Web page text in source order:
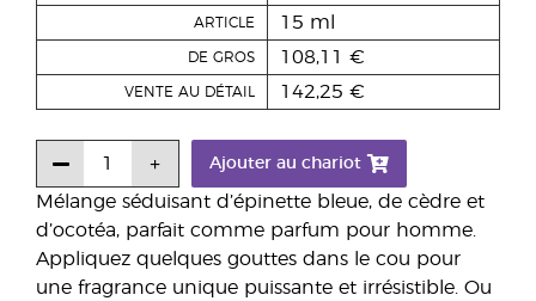
Mélange séduisant d’épinette bleue, de cèdre et
d’ocotéa, parfait comme parfum pour homme.
Appliquez quelques gouttes dans le cou pour
une fragrance unique puissante et irrésistible. Ou
ARTICLE 15 ml
DE GROS 108,11 €
VENTE AU DÉTAIL 142,25 €
Ajouter au chariot